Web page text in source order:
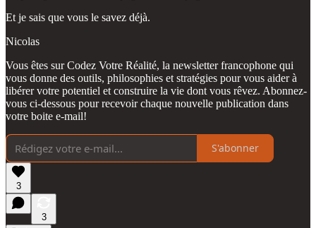
Et je sais que vous le savez déjà.
Nicolas
Vous êtes sur Codez Votre Réalité, la newsletter francophone qui
vous donne des outils, philosophies et stratégies pour vous aider à
libérer votre potentiel et construire la vie dont vous rêvez. Abonnez-
vous ci-dessous pour recevoir chaque nouvelle publication dans
votre boite e-mail!
S'abonner
3
3